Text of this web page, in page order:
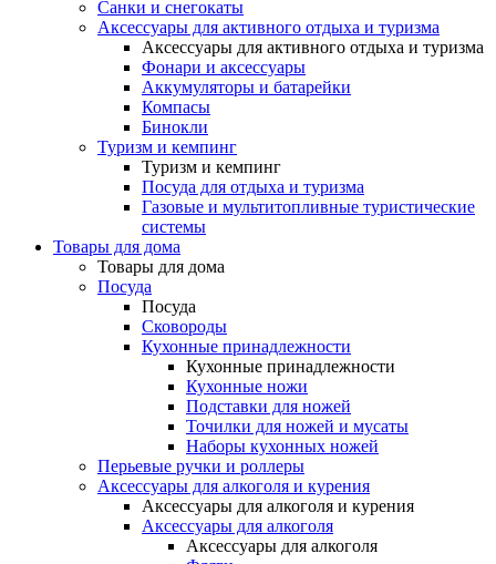
Санки и снегокаты
Аксессуары для активного отдыха и туризма
Аксессуары для активного отдыха и туризма
Фонари и аксессуары
Аккумуляторы и батарейки
Компасы
Бинокли
Туризм и кемпинг
Туризм и кемпинг
Посуда для отдыха и туризма
Газовые и мультитопливные туристические
системы
Товары для дома
Товары для дома
Посуда
Посуда
Сковороды
Кухонные принадлежности
Кухонные принадлежности
Кухонные ножи
Подставки для ножей
Точилки для ножей и мусаты
Наборы кухонных ножей
Перьевые ручки и роллеры
Аксессуары для алкоголя и курения
Аксессуары для алкоголя и курения
Аксессуары для алкоголя
Аксессуары для алкоголя